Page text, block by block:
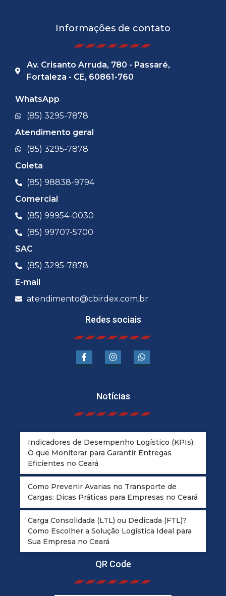
Informações de contato
Av. Crisanto Arruda, 780 - Passaré,
Fortaleza - CE, 60861-760
WhatsApp
(85) 3295-7878
Atendimento geral
(85) 3295-7878
Coleta
(85) 98838-9794
Comercial
(85) 99954-0030
(85) 99707-5700
SAC
(85) 3295-7878
E-mail
atendimento@cbirdex.com.br
Redes sociais
Notícias
Indicadores de Desempenho Logístico (KPIs):
O que Monitorar para Garantir Entregas
Eficientes no Ceará
Como Prevenir Avarias no Transporte de
Cargas: Dicas Práticas para Empresas no Ceará
Carga Consolidada (LTL) ou Dedicada (FTL)?
Como Escolher a Solução Logística Ideal para
Sua Empresa no Ceará
QR Code